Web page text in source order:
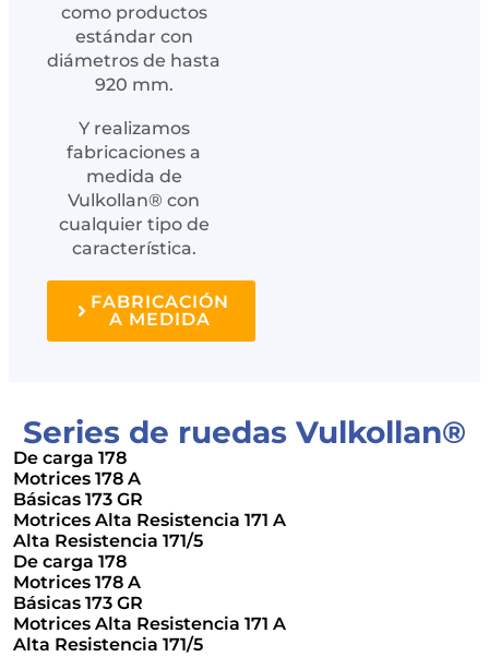
como productos
estándar con
diámetros de hasta
920 mm.
Y realizamos
fabricaciones a
medida de
Vulkollan® con
cualquier tipo de
característica.
FABRICACIÓN
A MEDIDA
Series de ruedas Vulkollan®
De carga 178
Motrices 178 A
Básicas 173 GR
Motrices Alta Resistencia 171 A
Alta Resistencia 171/5
De carga 178
Motrices 178 A
Básicas 173 GR
Motrices Alta Resistencia 171 A
Alta Resistencia 171/5